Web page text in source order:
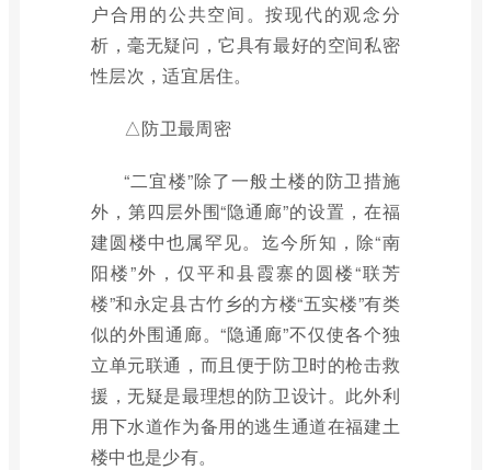
户合用的公共空间。按现代的观念分
析，毫无疑问，它具有最好的空间私密
性层次，适宜居住。
△防卫最周密
“二宜楼”除了一般土楼的防卫措施
外，第四层外围“隐通廊”的设置，在福
建圆楼中也属罕见。迄今所知，除“南
阳楼”外，仅平和县霞寨的圆楼“联芳
楼”和永定县古竹乡的方楼“五实楼”有类
似的外围通廊。“隐通廊”不仅使各个独
立单元联通，而且便于防卫时的枪击救
援，无疑是最理想的防卫设计。此外利
用下水道作为备用的逃生通道在福建土
楼中也是少有。